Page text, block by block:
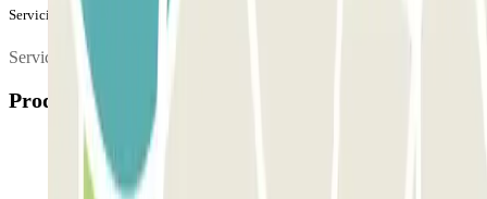
Servicios extra (no incluidos en el precio)
Servicios de lavado por 20 euros, precio económico
Productos disponibles